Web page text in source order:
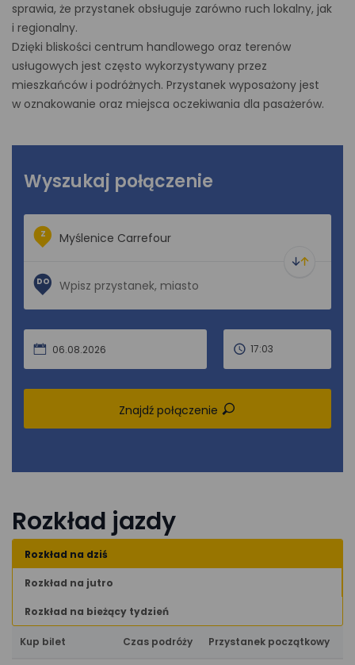
sprawia, że przystanek obsługuje zarówno ruch lokalny, jak
i regionalny.
Dzięki bliskości centrum handlowego oraz terenów
usługowych jest często wykorzystywany przez
mieszkańców i podróżnych. Przystanek wyposażony jest
w oznakowanie oraz miejsca oczekiwania dla pasażerów.
Wyszukaj połączenie
Z
DO
06.08.2026 17:03
Znajdź połączenie
Rozkład jazdy
Rozkład na dziś
Rozkład na jutro
Rozkład na bieżący tydzień
Kup bilet Czas podróży Przystanek początkowy